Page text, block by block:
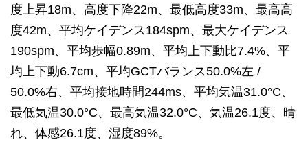
度上昇18m、高度下降22m、最低高度33m、最高高
度42m、平均ケイデンス184spm、最大ケイデンス
190spm、平均歩幅0.89m、平均上下動比7.4%、平
均上下動6.7cm、平均GCTバランス50.0%左 /
50.0%右、平均接地時間244ms、平均気温31.0°C、
最低気温30.0°C、最高気温32.0°C、気温26.1度、晴
れ、体感26.1度、湿度89%。